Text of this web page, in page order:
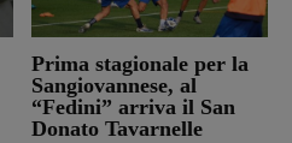
Prima stagionale per la
Sangiovannese, al
“Fedini” arriva il San
Donato Tavarnelle